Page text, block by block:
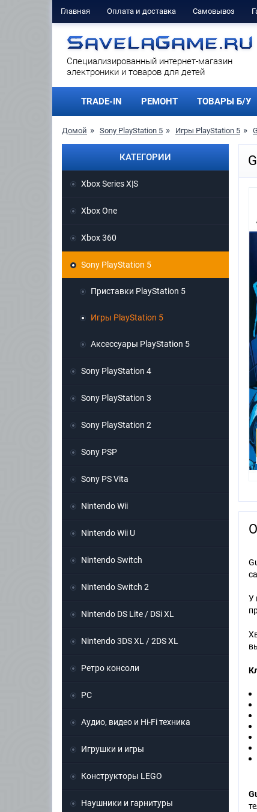
Главная Оплата и доставка Самовывоз
Cпециализированный интернет-магазин
электроники и товаров для детей
TRADE-IN РЕМОНТ ТОВАРЫ Б/У
Домой Sony PlayStation 5 Игры PlayStation 5
У
КАТЕГОРИИ
Xbox Series X|S
Xbox One
Xbox 360
Sony PlayStation 5
Приставки PlayStation 5
Игры PlayStation 5
Аксессуары PlayStation 5
Sony PlayStation 4
Sony PlayStation 3
Sony PlayStation 2
Sony PSP
Sony PS Vita
Nintendo Wii
Nintendo Wii U
Nintendo Switch
Nintendo Switch 2
Nintendo DS Lite / DSi XL
Nintendo 3DS XL / 2DS XL
Ретро консоли
PC
Аудио, видео и Hi-Fi техника
Игрушки и игры
Конструкторы LEGO
Наушники и гарнитуры